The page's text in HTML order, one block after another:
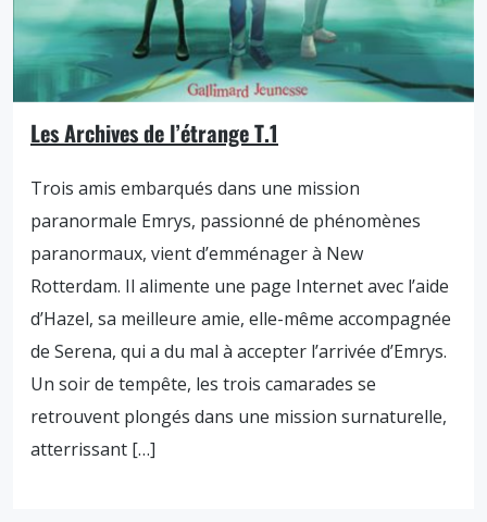
Les Archives de l’étrange T.1
Trois amis embarqués dans une mission
paranormale Emrys, passionné de phénomènes
paranormaux, vient d’emménager à New
Rotterdam. Il alimente une page Internet avec l’aide
d’Hazel, sa meilleure amie, elle-même accompagnée
de Serena, qui a du mal à accepter l’arrivée d’Emrys.
Un soir de tempête, les trois camarades se
retrouvent plongés dans une mission surnaturelle,
atterrissant […]